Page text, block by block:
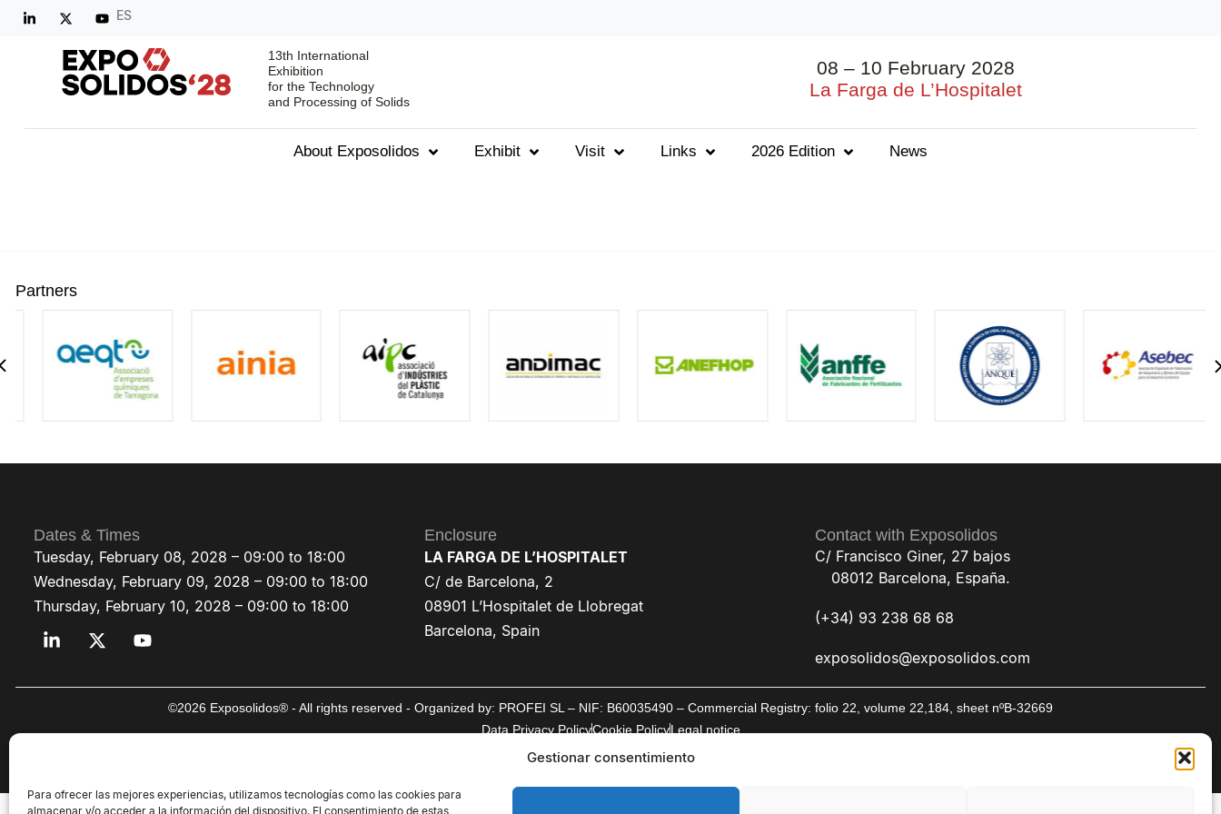
Gestionar consentimiento
Para ofrecer las mejores experiencias, utilizamos tecnologías como las cookies para
almacenar y/o acceder a la información del dispositivo. El consentimiento de estas
ES
13th International
Exhibition
for the Technology
and Processing of Solids
08 – 10 February 2028
La Farga de L’Hospitalet
About Exposolidos Exhibit Visit Links 2026 Edition News
Partners
Dates & Times
Tuesday, February 08, 2028 – 09:00 to 18:00
Wednesday, February 09, 2028 – 09:00 to 18:00
Thursday, February 10, 2028 – 09:00 to 18:00
Enclosure
LA FARGA DE L’HOSPITALET
C/ de Barcelona, 2
08901 L’Hospitalet de Llobregat
Barcelona, Spain
Contact with Exposolidos
C/ Francisco Giner, 27 bajos
08012 Barcelona, España.
(+34) 93 238 68 68
exposolidos@exposolidos.com
©2026 Exposolidos® - All rights reserved - Organized by: PROFEI SL – NIF: B60035490 – Commercial Registry: folio 22, volume 22,184, sheet nºB-32669
Data Privacy PolicyCookie PolicyLegal notice